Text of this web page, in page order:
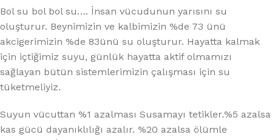
Bol su bol bol su…. İnsan vücudunun yarısını su
oluşturur. Beynimizin ve kalbimizin %de 73 ünü
akcigerimizin %de 83ünü su oluşturur. Hayatta kalmak
için içtiğimiz suyu, günlük hayatta aktif olmamızı
sağlayan bütün sistemlerimizin çalışması için su
tüketmeliyiz.
Suyun vücuttan %1 azalması Susamayı tetikler.%5 azalsa
kas gücü dayanıklılığı azalır. %20 azalsa ölümle